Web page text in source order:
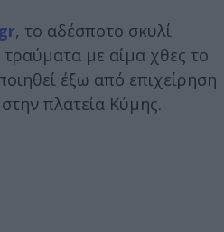
, το αδέσποτο σκυλί
με αίμα χθες το
έξω από επιχείρηση
πλατεία Κύμης.